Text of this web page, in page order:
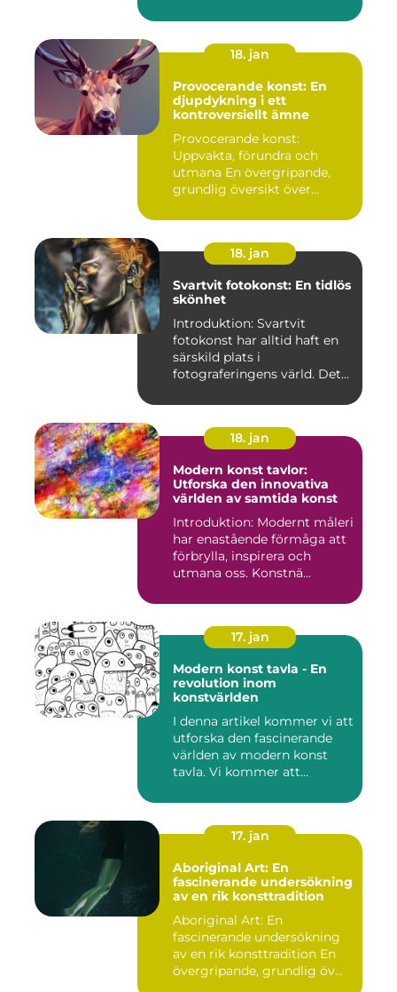
18. jan
Provocerande konst: En
djupdykning i ett
kontroversiellt ämne
Provocerande konst:
Uppvakta, förundra och
utmana En övergripande,
grundlig översikt över
18. jan
Svartvit fotokonst: En tidlös
skönhet
Introduktion: Svartvit
fotokonst har alltid haft en
särskild plats i
fotograferingens värld. Det
18. jan
Modern konst tavlor:
Utforska den innovativa
världen av samtida konst
Introduktion: Modernt måleri
har enastående förmåga att
förbrylla, inspirera och
utmana oss. Konstnä...
17. jan
Modern konst tavla - En
revolution inom
konstvärlden
I denna artikel kommer vi att
utforska den fascinerande
världen av modern konst
tavla. Vi kommer att...
17. jan
Aboriginal Art: En
fascinerande undersökning
av en rik konsttradition
Aboriginal Art: En
fascinerande undersökning
av en rik konsttradition En
övergripande, grundlig öv...